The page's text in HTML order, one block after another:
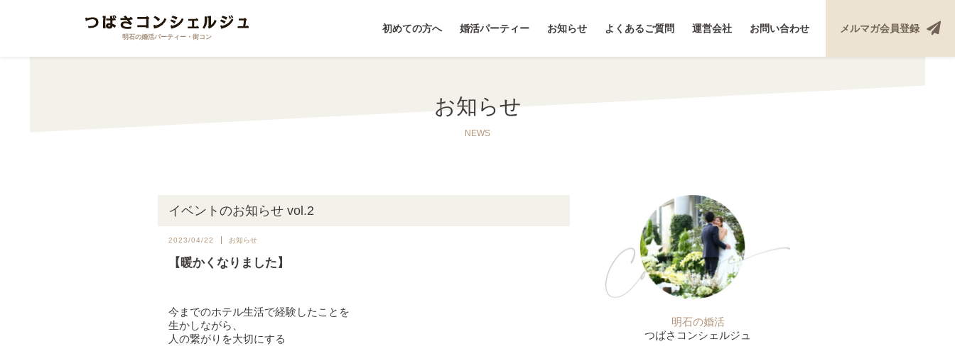
明石の婚活パーティー・街コン
初めての方へ 婚活パーティー お知らせ よくあるご質問 運営会社 お問い合わせ メルマガ会員登録
お知らせ
NEWS
イベントのお知らせ vol.2
2023/04/22 お知らせ
【暖かくなりました】
今までのホテル生活で経験したことを
生かしながら、
人の繋がりを大切にする
明石の婚活
つばさコンシェルジュ